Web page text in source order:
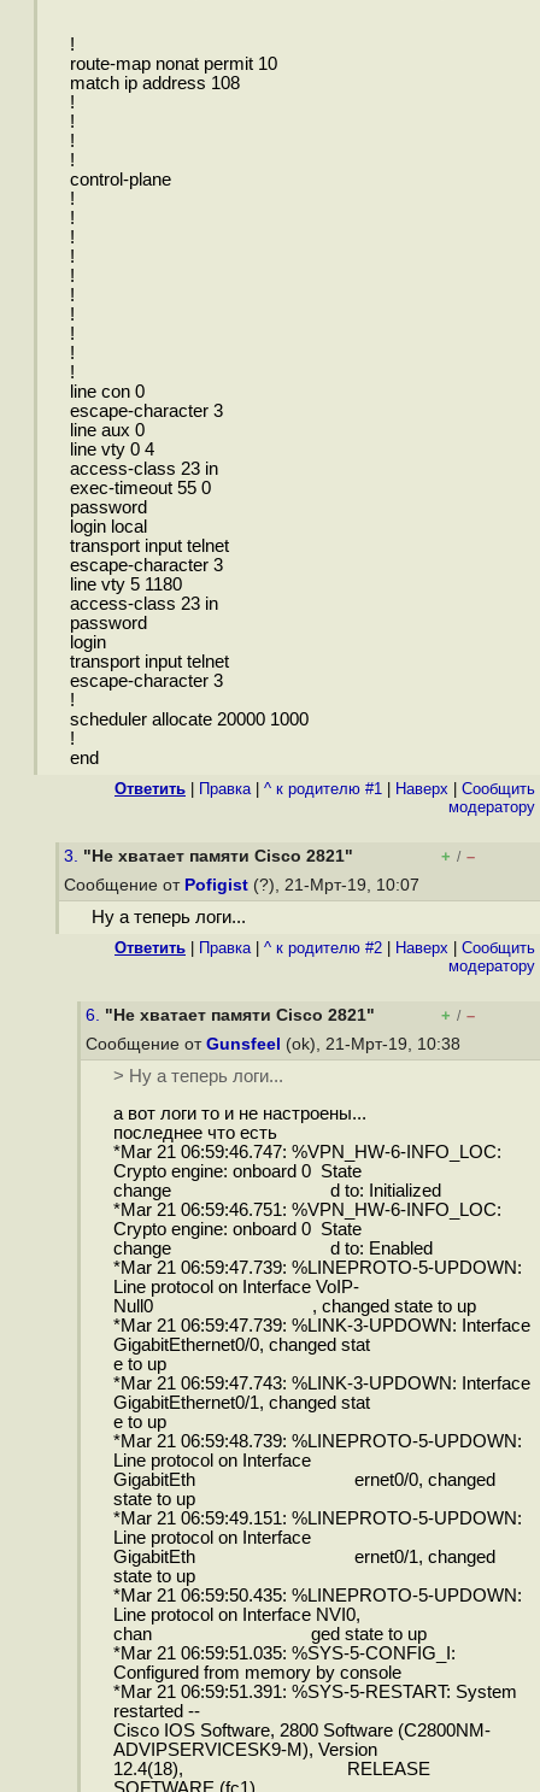
!
route-map nonat permit 10
match ip address 108
!
!
!
!
control-plane
!
!
!
!
!
!
!
!
!
!
line con 0
escape-character 3
line aux 0
line vty 0 4
access-class 23 in
exec-timeout 55 0
password
login local
transport input telnet
escape-character 3
line vty 5 1180
access-class 23 in
password
login
transport input telnet
escape-character 3
!
scheduler allocate 20000 1000
!
end
Ответить Правка| ^ к родителю #1 Наверх
Cообщить
модератору
3. "Не хватает памяти Cisco 2821" + / –
Сообщение от Pofigist (?), 21-Мрт-19, 10:07
Ну а теперь логи...
Ответить Правка| ^ к родителю #2 Наверх
Cообщить
модератору
6. "Не хватает памяти Cisco 2821" + / –
Сообщение от Gunsfeel (ok), 21-Мрт-19, 10:38
> Ну а теперь логи...
а вот логи то и не настроены...
последнее что есть
*Mar 21 06:59:46.747: %VPN_HW-6-INFO_LOC:
Crypto engine: onboard 0 State
change d to: Initialized
*Mar 21 06:59:46.751: %VPN_HW-6-INFO_LOC:
Crypto engine: onboard 0 State
change d to: Enabled
*Mar 21 06:59:47.739: %LINEPROTO-5-UPDOWN:
Line protocol on Interface VoIP-
Null0 , changed state to up
*Mar 21 06:59:47.739: %LINK-3-UPDOWN: Interface
GigabitEthernet0/0, changed stat
e to up
*Mar 21 06:59:47.743: %LINK-3-UPDOWN: Interface
GigabitEthernet0/1, changed stat
e to up
*Mar 21 06:59:48.739: %LINEPROTO-5-UPDOWN:
Line protocol on Interface
GigabitEth ernet0/0, changed
state to up
*Mar 21 06:59:49.151: %LINEPROTO-5-UPDOWN:
Line protocol on Interface
GigabitEth ernet0/1, changed
state to up
*Mar 21 06:59:50.435: %LINEPROTO-5-UPDOWN:
Line protocol on Interface NVI0,
chan ged state to up
*Mar 21 06:59:51.035: %SYS-5-CONFIG_I:
Configured from memory by console
*Mar 21 06:59:51.391: %SYS-5-RESTART: System
restarted --
Cisco IOS Software, 2800 Software (C2800NM-
ADVIPSERVICESK9-M), Version
12.4(18), RELEASE